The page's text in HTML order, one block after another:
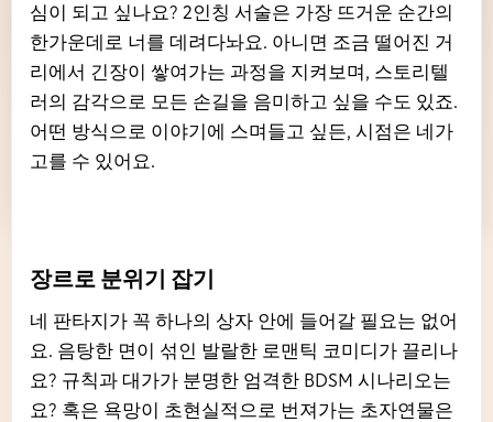
심이 되고 싶나요? 2인칭 서술은 가장 뜨거운 순간의
한가운데로 너를 데려다놔요. 아니면 조금 떨어진 거
리에서 긴장이 쌓여가는 과정을 지켜보며, 스토리텔
러의 감각으로 모든 손길을 음미하고 싶을 수도 있죠.
어떤 방식으로 이야기에 스며들고 싶든, 시점은 네가
고를 수 있어요.
장르로 분위기 잡기
네 판타지가 꼭 하나의 상자 안에 들어갈 필요는 없어
요. 음탕한 면이 섞인 발랄한 로맨틱 코미디가 끌리나
요? 규칙과 대가가 분명한 엄격한 BDSM 시나리오는
요? 혹은 욕망이 초현실적으로 번져가는 초자연물은